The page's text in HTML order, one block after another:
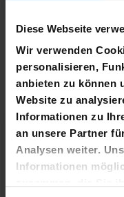
Diese Webseite
Wir verwenden
personalisieren,
anbieten zu können
Website zu
Informationen zu
an unsere Partner
Analysen weiter.
Informationen
PLÜSCHBALL LOGO
GROSS
14,95 €